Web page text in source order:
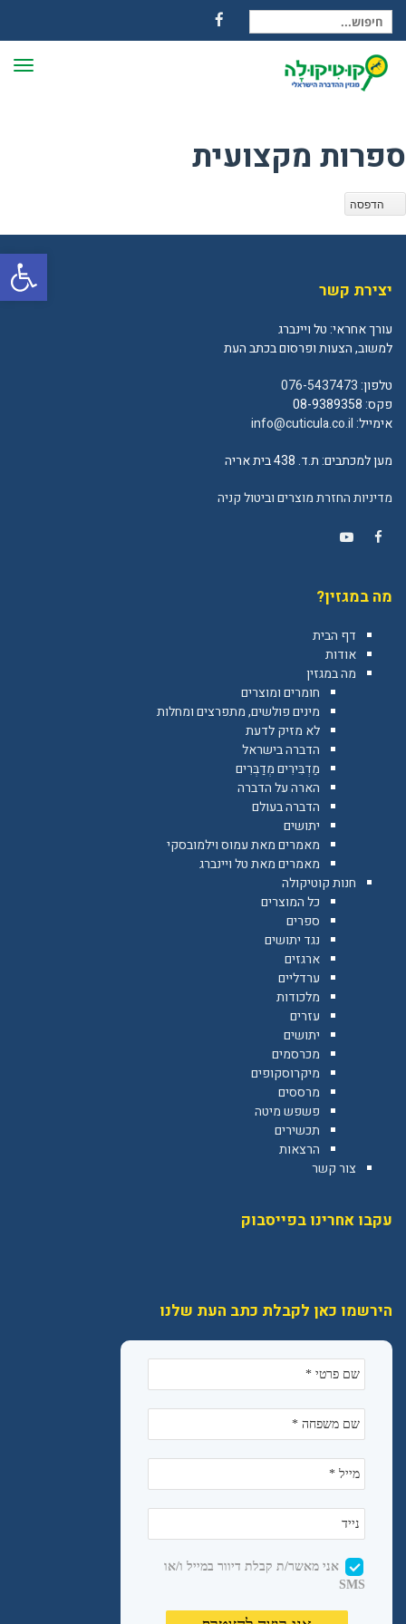
חיפוש עבור:
Facebook
ספרות מקצועית
הדפסה
יצירת קשר
עורך אחראי: טל ויינברג
למשוב, הצעות ופרסום בכתב העת
טלפון:076-5437473
פקס: 08-9389358
אימייל:info@cuticula.co.il
מען למכתבים: ת.ד. 438 בית אריה
מדיניות החזרת מוצרים וביטול קניה
מה במגזין?
דף הבית
אודות
מה במגזין
חומרים ומוצרים
מינים פולשים, מתפרצים ומחלות
לא מזיק לדעת
הדברה בישראל
מַדְבִּירִים מְדַבְּרִים
הארה על הדברה
הדברה בעולם
יתושים
מאמרים מאת עמוס וילמובסקי
מאמרים מאת טל ויינברג
חנות קוטיקולה
כל המוצרים
ספרים
נגד יתושים
ארגזים
ערדליים
מלכודות
עזרים
יתושים
מכרסמים
מיקרוסקופים
מרססים
פשפש מיטה
תכשירים
הרצאות
צור קשר
עקבו אחרינו בפייסבוק
הירשמו כאן לקבלת כתב העת שלנו